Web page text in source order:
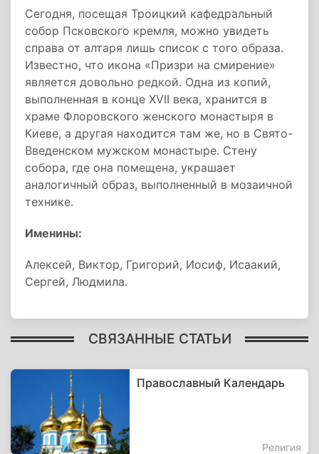
Сегодня, посещая Троицкий кафедральный
собор Псковского кремля, можно увидеть
справа от алтаря лишь список с того образа.
Известно, что икона «Призри на смирение»
является довольно редкой. Одна из копий,
выполненная в конце XVII века, хранится в
храме Флоровского женского монастыря в
Киеве, а другая находится там же, но в Свято-
Введенском мужском монастыре. Стену
собора, где она помещена, украшает
аналогичный образ, выполненный в мозаичной
технике.
Именины:
Алексей, Виктор, Григорий, Иосиф, Исаакий,
Сергей, Людмила.
СВЯЗАННЫЕ СТАТЬИ
Православный Календарь
Религия